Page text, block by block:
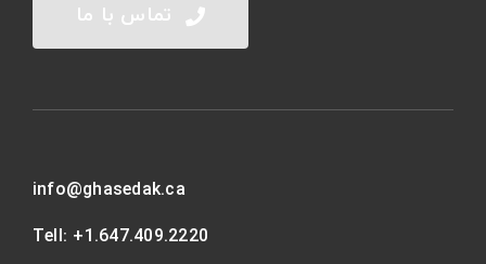
تماس با ما
info@ghasedak.ca
Tell: +1.647.409.2220